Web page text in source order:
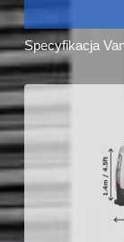
Specyfikacja